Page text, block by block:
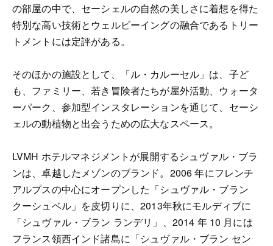
の部屋の中で、セーシェルの自然の美しさに着想を得た
特別な高い技術とウェルビーイングの融合であるトリー
トメントには定評がある。
そのほかの施設として、「ル・カルーセル」は、子ど
も、ファミリー、若き冒険者たちが屋外活動、ウォータ
ーパーク、参加型インスタレーションを通じて、セーシ
ェルの動植物と出会うための広大なスペース。
LVMH ホテルマネジメントが展開するシュヴァル・ブラ
ンは、卓越したメゾンのブランド。2006 年にフレンチ
アルプスの中心にオープンした「シュヴァル・ブラン
クーシュベル」を皮切りに、2013年秋にモルディブに
「シュヴァル・ブラン ランデリ」、2014 年 10 月には
フランス領⻄インド諸島に「シュヴァル・ブラン セン